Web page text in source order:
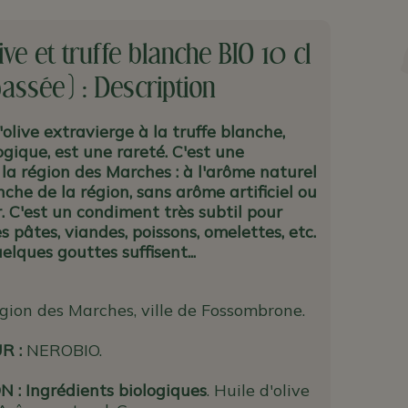
et truffe blanche BIO 10 cl
: Description
extravierge à la truffe blanche,
est une rareté. C'est une
région des Marches : à l'arôme naturel
de la région, sans arôme artificiel ou
C'est un condiment très subtil pour
pâtes, viandes, poissons, omelettes, etc.
gouttes suffisent...
des Marches, ville de Fossombrone.
: NEROBIO.
: Ingrédients biologiques. Huile d'olive